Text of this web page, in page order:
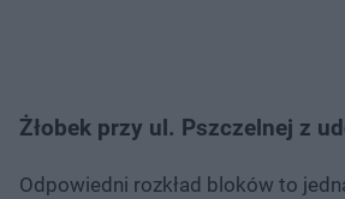
Żłobek przy ul. Pszczelnej z
Odpowiedni rozkład bloków to